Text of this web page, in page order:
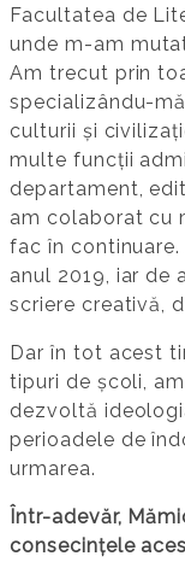
Facultatea de
unde m-am
Am trecut prin
specializându-
culturii și
multe funcții
departament,
am colaborat cu
fac în continuare.
anul 2019, iar de
scriere creativă,
Dar în tot acest
tipuri de școli,
dezvoltă
perioadele de
urmarea.
Într-adevăr,
consecințele